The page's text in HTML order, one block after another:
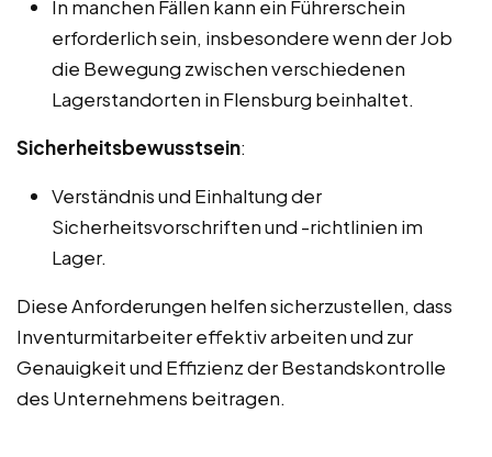
In manchen Fällen kann ein Führerschein
erforderlich sein, insbesondere wenn der Job
die Bewegung zwischen verschiedenen
Lagerstandorten in Flensburg beinhaltet.
Sicherheitsbewusstsein:
Verständnis und Einhaltung der
Sicherheitsvorschriften und -richtlinien im
Lager.
Diese Anforderungen helfen sicherzustellen, dass
Inventurmitarbeiter effektiv arbeiten und zur
Genauigkeit und Effizienz der Bestandskontrolle
des Unternehmens beitragen.